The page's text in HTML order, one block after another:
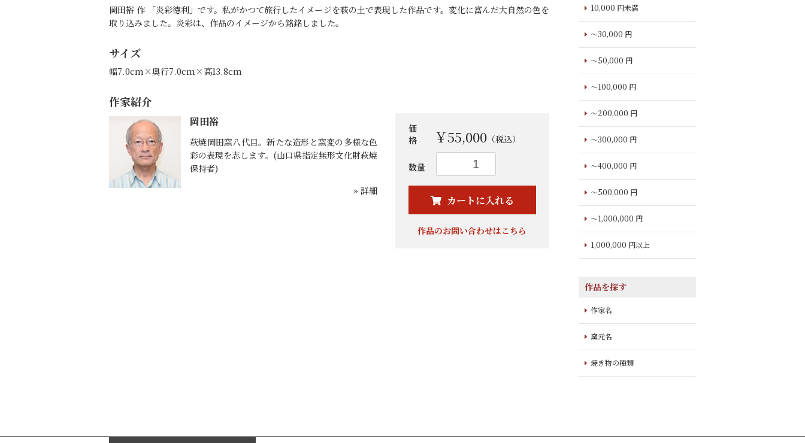
岡田裕 作 「炎彩徳利」です。私がかつて旅行したイメージを萩の土で表現した作品です。変化に富んだ大自然の色を
取り込みました。炎彩は、作品のイメージから銘銘しました。
サイズ
幅7.0cm×奥行7.0cm×高13.8cm
作家紹介
岡田裕
萩焼岡田窯八代目。新たな造形と窯変の多様な色
彩の表現を志します。(山口県指定無形文化財萩焼
保持者)
» 詳細
価
格
￥55,000（税込）
数量
カートに入れる
カートへ進む
作品のお問い合わせはこちら
10,000 円未満
～30,000 円
～50,000 円
～100,000 円
～200,000 円
～300,000 円
～400,000 円
～500,000 円
～1,000,000 円
1,000,000 円以上
作品を探す
作家名
窯元名
焼き物の種類